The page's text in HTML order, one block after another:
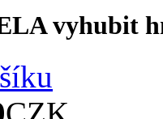
vyhubit